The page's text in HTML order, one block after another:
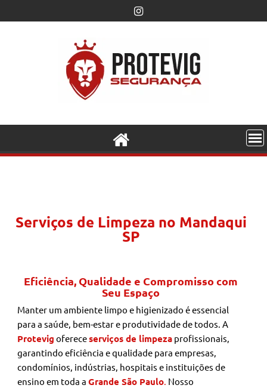
Serviços de Limpeza no Mandaqui
SP
Eficiência, Qualidade e Compromisso com
Seu Espaço
Manter um ambiente limpo e higienizado é essencial
para a saúde, bem-estar e produtividade de todos. A
Protevig ofereceserviços de limpeza profissionais,
garantindo eficiência e qualidade para empresas,
condomínios, indústrias, hospitais e instituições de
ensino em toda aGrande São Paulo Nosso